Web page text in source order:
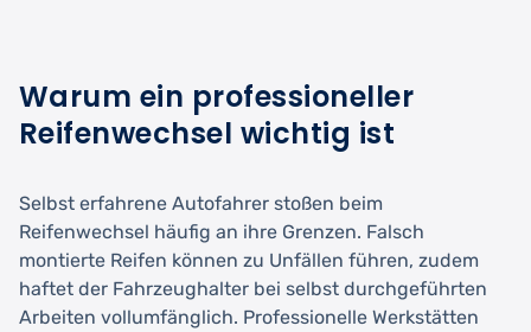
Warum ein professioneller
Reifenwechsel wichtig ist
Selbst erfahrene Autofahrer stoßen beim
Reifenwechsel häufig an ihre Grenzen. Falsch
montierte Reifen können zu Unfällen führen, zudem
haftet der Fahrzeughalter bei selbst durchgeführten
Arbeiten vollumfänglich. Professionelle Werkstätten